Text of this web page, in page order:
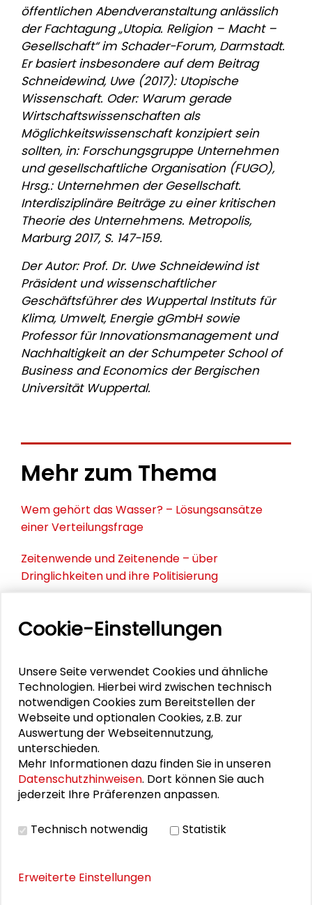
öffentlichen Abendveranstaltung anlässlich
der Fachtagung „Utopia. Religion – Macht –
Gesellschaft“ im Schader-Forum, Darmstadt.
Er basiert insbesondere auf dem Beitrag
Schneidewind, Uwe (2017): Utopische
Wissenschaft. Oder: Warum gerade
Wirtschaftswissenschaften als
Möglichkeitswissenschaft konzipiert sein
sollten, in: Forschungsgruppe Unternehmen
und gesellschaftliche Organisation (FUGO),
Hrsg.: Unternehmen der Gesellschaft.
Interdisziplinäre Beiträge zu einer kritischen
Theorie des Unternehmens. Metropolis,
Marburg 2017, S. 147-159.
Der Autor: Prof. Dr. Uwe Schneidewind ist
Präsident und wissenschaftlicher
Geschäftsführer des Wuppertal Instituts für
Klima, Umwelt, Energie gGmbH sowie
Professor für Innovationsmanagement und
Nachhaltigkeit an der Schumpeter School of
Business and Economics der Bergischen
Universität Wuppertal.
Mehr zum Thema
Wem gehört das Wasser? – Lösungsansätze
einer Verteilungsfrage
Zeitenwende und Zeitenende – über
Dringlichkeiten und ihre Politisierung
politischer Kultur
Stiftung 2022
Wissenschaft und Demokratie – Schader-Preis in
Darmstadt verliehen
PERSONEN IM KONTEXT
THEMEN ZU DIESEM BEITRAG
Cookie-Einstellungen
Unsere Seite verwendet Cookies und ähnliche
Technologien. Hierbei wird zwischen technisch
notwendigen Cookies zum Bereitstellen der
Webseite und optionalen Cookies, z.B. zur
Auswertung der Webseitennutzung,
unterschieden.
Mehr Informationen dazu finden Sie in unseren
Datenschutzhinweisen. Dort können Sie auch
jederzeit Ihre Präferenzen anpassen.
Technisch notwendig Statistik
Erweiterte Einstellungen